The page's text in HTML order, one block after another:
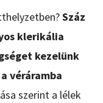
Száz
klerikália
kezelünk
véráramba
szerint a lélek